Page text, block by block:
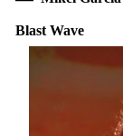
Blast Wave